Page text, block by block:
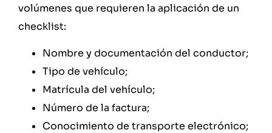
volúmenes que requieren la aplicación de un
checklist:
Nombre y documentación del conductor;
Tipo de vehículo;
Matrícula del vehículo;
Número de la factura;
Conocimiento de transporte electrónico;